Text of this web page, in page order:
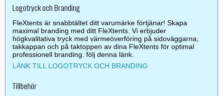
Logotryck och Branding
FleXtents är snabbtältet ditt varumärke förtjänar! Skapa
maximal branding med ditt FleXtents. Vi erbjuder
högkvalitativa tryck med värmeöverföring på sidoväggarna,
takkappan och på taktoppen av dina FleXtents för optimal
professionell branding. följ denna länk.
LÄNK TILL LOGOTRYCK OCH BRANDING
Tillbehör